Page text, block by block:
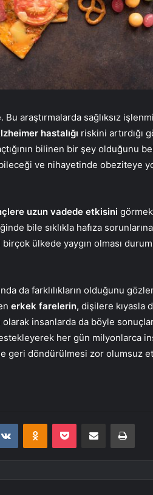
araştırmalarda sağlıksız
hastalığı riskini artırdığı
bilinen bir şey olduğunu
ve nihayetinde obeziteye
uzun vadede etkisini
bile sıklıkla hafıza
ülkede yaygın olması
da farklılıkların olduğunu
erkek farelerin, dişilere kıyasla
olarak insanlarda da böyle
her gün milyonlarca
geri döndürülmesi zor olumsuz
VKontakteOdnoklassniki
Pocket E-Posta ile paylaş Yazdır